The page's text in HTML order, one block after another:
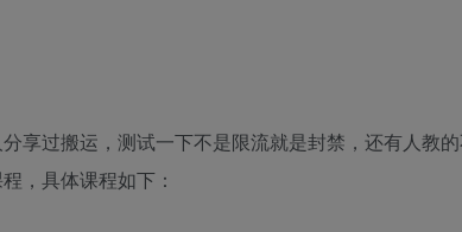
享过搬运，测试一下不是限流就是封禁，还有人教
，具体课程如下：